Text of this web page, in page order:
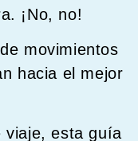
¡No, no!
movimientos
hacia el mejor
viaje, esta guía